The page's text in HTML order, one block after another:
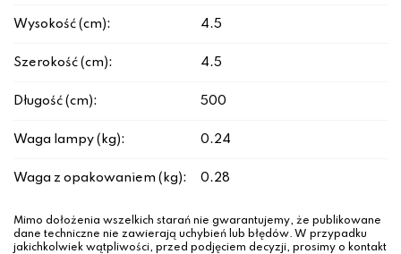
Wysokość (cm): 4.5
Szerokość (cm): 4.5
Długość (cm): 500
Waga lampy (kg): 0.24
Waga z opakowaniem (kg): 0.28
Mimo dołożenia wszelkich starań nie gwarantujemy, że publikowane
dane techniczne nie zawierają uchybień lub błędów. W przypadku
jakichkolwiek wątpliwości, przed podjęciem decyzji, prosimy o kontakt